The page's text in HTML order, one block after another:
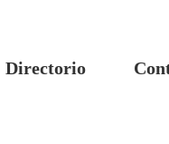
Directorio